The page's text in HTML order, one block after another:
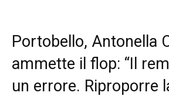
Portobello, Antonella
ammette il flop: “Il
un errore. Riproporre